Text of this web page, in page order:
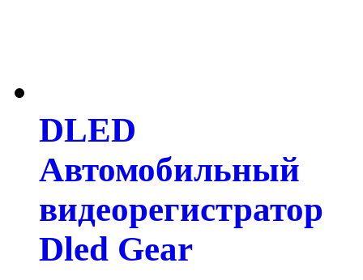
DLED
Автомобильный
видеорегистратор
Dled Gear